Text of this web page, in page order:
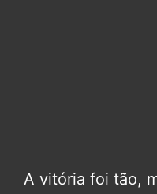
A vitória foi tão,